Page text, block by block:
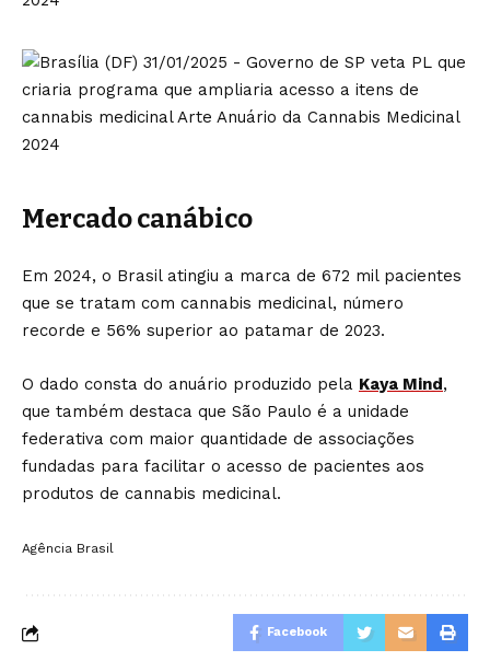
Mercado canábico
Em 2024, o Brasil atingiu a marca de 672 mil pacientes
que se tratam com cannabis medicinal, número
recorde e 56% superior ao patamar de 2023.
O dado consta do anuário produzido pela Kaya Mind,
que também destaca que São Paulo é a unidade
federativa com maior quantidade de associações
fundadas para facilitar o acesso de pacientes aos
produtos de cannabis medicinal.
Agência Brasil
Facebook